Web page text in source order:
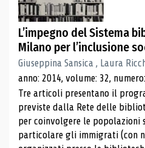
L’impegno del Sistema
Milano per l’inclusione
Giuseppina Sansica , Laura
anno: 2014, volume: 32,
Tre articoli presentano il
previste dalla Rete delle
per coinvolgere le popolazioni
particolare gli immigrati (con